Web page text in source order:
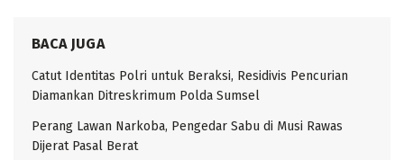
BACA JUGA
Catut Identitas Polri untuk Beraksi, Residivis Pencurian
Diamankan Ditreskrimum Polda Sumsel
Perang Lawan Narkoba, Pengedar Sabu di Musi Rawas
Dijerat Pasal Berat